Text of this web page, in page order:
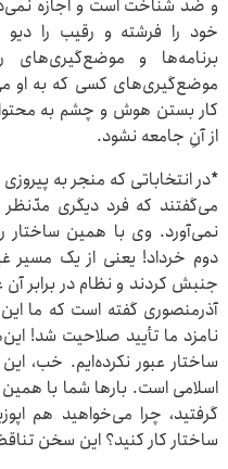
و ضد شناخت است و اجازه
خود را فرشته و رقیب را دیو
برنامه‌ها و
موضع‌گیری‌های کسی که به او
کار بستن هوش و چشم به
از آنِ جامعه نشود.
*در انتخاباتی که منجر به
می‌گفتند که فرد دیگری
نمی‌آورد. وی با همین ساختار
دوم خرداد! یعنی از یک مسیر
جنبش کردند و نظام در برابر
آذرمنصوری گفته است که ما این
نامزد ما تأیید صلاحیت شد!
ساختار عبور نکرده‌‌ایم. خب،
اسلامی است. بارها شما با
گرفتید، چرا می‌خواهید هم
ساختار کار کنید؟ این سخن